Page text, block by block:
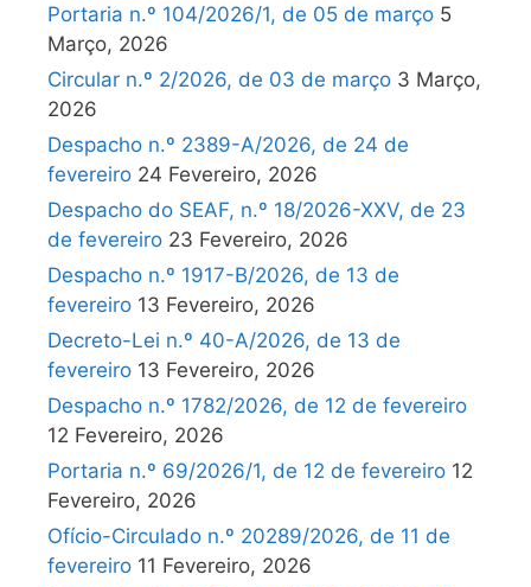
Portaria n.º 104/2026/1, de 05 de março 5
Março, 2026
Circular n.º 2/2026, de 03 de março 3 Março,
2026
Despacho n.º 2389-A/2026, de 24 de
fevereiro 24 Fevereiro, 2026
Despacho do SEAF, n.º 18/2026-XXV, de 23
de fevereiro 23 Fevereiro, 2026
Despacho n.º 1917-B/2026, de 13 de
fevereiro 13 Fevereiro, 2026
Decreto-Lei n.º 40-A/2026, de 13 de
fevereiro 13 Fevereiro, 2026
Despacho n.º 1782/2026, de 12 de fevereiro
12 Fevereiro, 2026
Portaria n.º 69/2026/1, de 12 de fevereiro 12
Fevereiro, 2026
Ofício-Circulado n.º 20289/2026, de 11 de
fevereiro 11 Fevereiro, 2026